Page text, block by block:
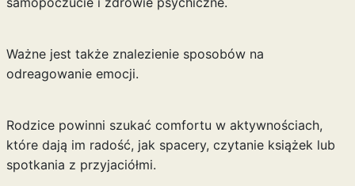
Ważne jest także znalezienie sposobów na
odreagowanie emocji.
Rodzice powinni szukać comfortu w aktywnościach,
które dają im radość, jak spacery, czytanie książek lub
spotkania z przyjaciółmi.